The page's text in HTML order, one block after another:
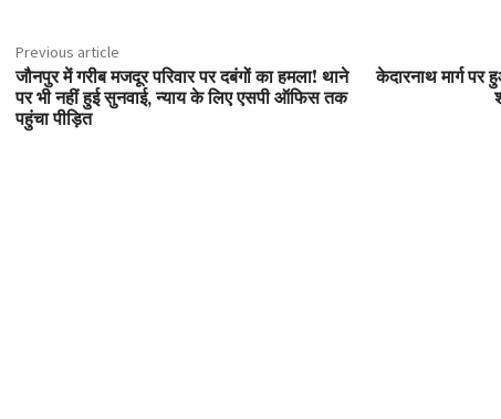
Previous article
जौनपुर में गरीब मजदूर परिवार पर दबंगों का हमला! थाने
पर भी नहीं हुई सुनवाई, न्याय के लिए एसपी ऑफिस तक
पहुंचा पीड़ित
केदारनाथ मार्ग